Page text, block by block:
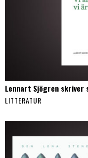
Lennart Sjögren
LITTERATUR